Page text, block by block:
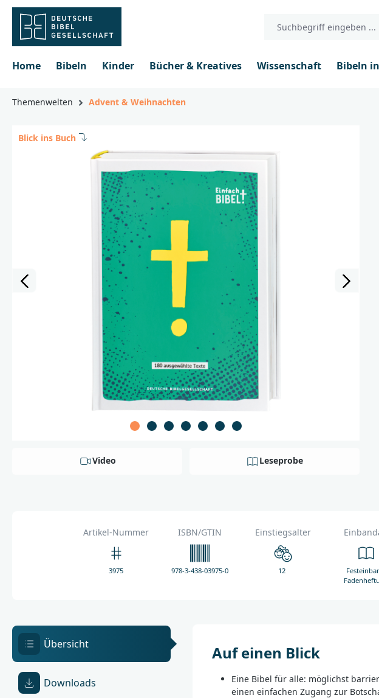
springen
Home Bibeln Kinder Bücher & Kreatives Wissenschaft Bibeln
Themenwelten Advent & Weihnachten
Blick ins Buch
Video Leseprobe
Artikel-Nummer
3975
ISBN/GTIN
978-3-438-03975-0
Einstiegsalter
12
Übersicht
Downloads
Auf einen Blick
Eine Bibel für alle: möglichst
einen einfachen Zugang zur